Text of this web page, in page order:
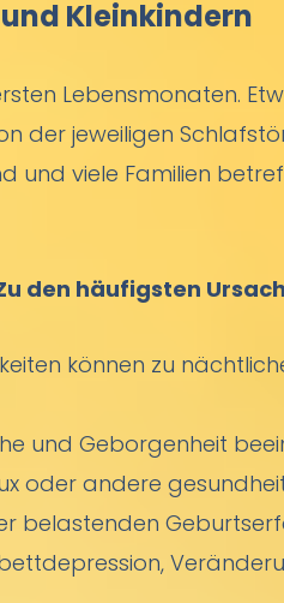
Kleinkindern
Lebensmonaten.
der jeweiligen
und viele Familien
den häufigsten
können zu
und Geborgenheit
oder andere
belastenden